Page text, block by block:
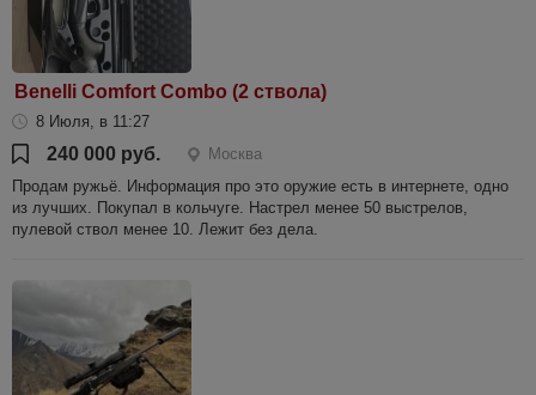
Benelli Comfort Combo (2 ствола)
8 Июля, в 11:27
240 000 руб.
Москва
Продам ружьё. Информация про это оружие есть в интернете, одно
из лучших. Покупал в кольчуге. Настрел менее 50 выстрелов,
пулевой ствол менее 10. Лежит без дела.